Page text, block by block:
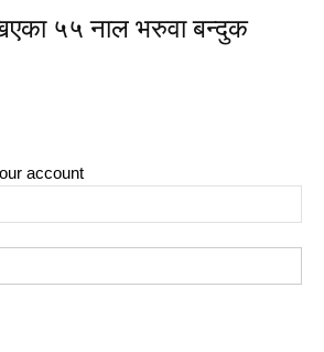
५५ नाल भरुवा बन्दुक
account